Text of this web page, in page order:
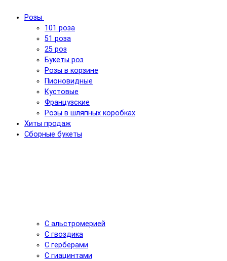
Розы
101 роза
51 роза
25 роз
Букеты роз
Розы в корзине
Пионовидные
Кустовые
Французские
Розы в шляпных коробках
Хиты продаж
Сборные букеты
С альстромерией
С гвоздика
С герберами
С гиацинтами